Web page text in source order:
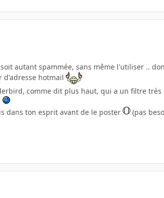
autant spammée, sans même l'utiliser ..
d'adresse hotmail
comme dit plus haut, qui a un filtre
dans ton esprit avant de le poster
(pas